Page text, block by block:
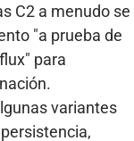
C2 a menudo se
"a prueba de
para
variantes